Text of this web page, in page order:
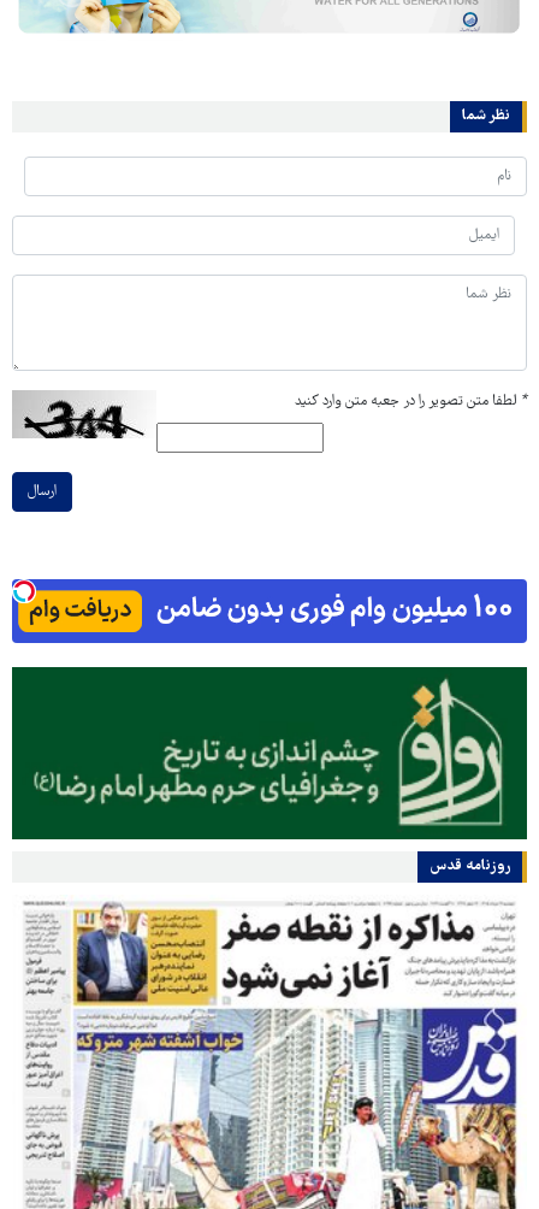
نظر شما
* لطفا متن تصویر را در جعبه متن وارد کنید
ارسال
روزنامه قدس